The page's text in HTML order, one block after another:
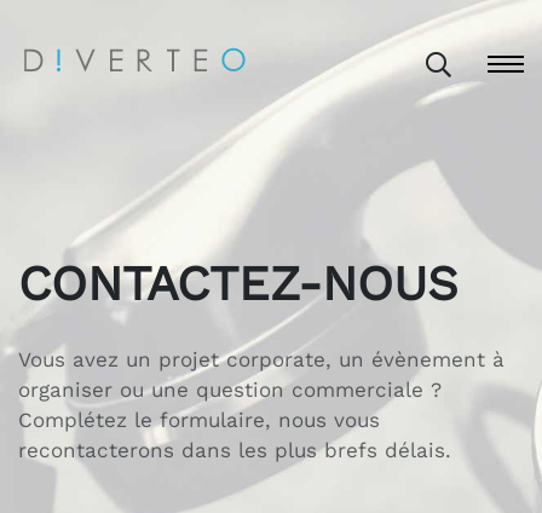
CONTACTEZ-NOUS
Vous avez un projet corporate, un évènement à
organiser ou une question commerciale ?
Complétez le formulaire, nous vous
recontacterons dans les plus brefs délais.